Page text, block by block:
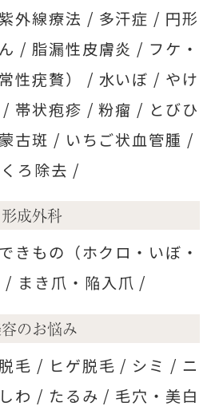
外線療法 / 多汗症 / 円形
/ 脂漏性皮膚炎 / フケ・
性疣贅） / 水いぼ / やけ
/ 帯状疱疹 /粉瘤 / とびひ
古斑 / いちご状血管腫 /
ろ除去 /
形成外科
できもの（ホクロ・いぼ・
/ まき爪・陥入爪 /
のお悩み
毛 / ヒゲ脱毛 / シミ / ニ
しわ / たるみ / 毛穴・美白